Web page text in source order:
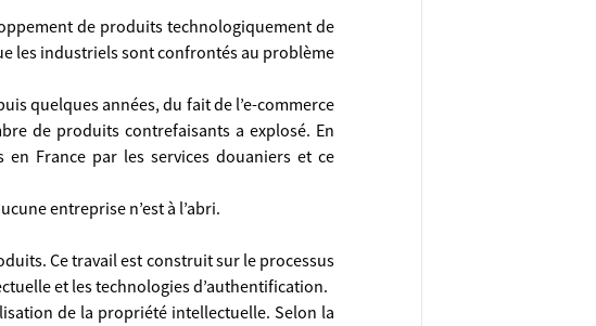
de produits technologiquement de
les industriels sont confrontés au problème
quelques années, du fait de l’e-commerce
de produits contrefaisants a explosé. En
en France par les services douaniers et ce
entreprise n’est à l’abri.
Ce travail est construit sur le processus
et les technologies d’authentification.
de la propriété intellectuelle. Selon la